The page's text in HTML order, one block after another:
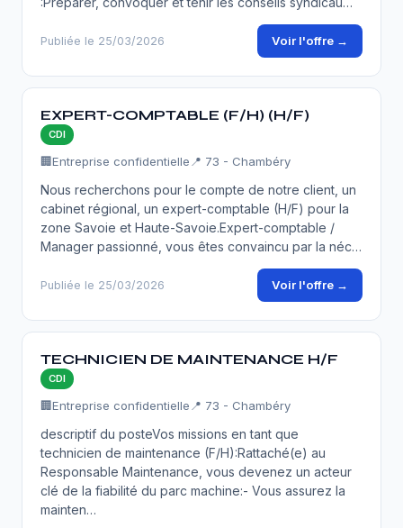
Publiée le 25/03/2026 Voir l'offre →
EXPERT-COMPTABLE (F/H) (H/F)
CDI
🏢Entreprise confidentielle 📍 73 - Chambéry
Nous recherchons pour le compte de notre client, un
cabinet régional, un expert-comptable (H/F) pour la
zone Savoie et Haute-Savoie.Expert-comptable /
Manager passionné, vous êtes convaincu par la néc…
Publiée le 25/03/2026 Voir l'offre →
TECHNICIEN DE MAINTENANCE H/F
CDI
🏢Entreprise confidentielle 📍 73 - Chambéry
descriptif du posteVos missions en tant que
technicien de maintenance (F/H):Rattaché(e) au
Responsable Maintenance, vous devenez un acteur
clé de la fiabilité du parc machine:- Vous assurez la
mainten…